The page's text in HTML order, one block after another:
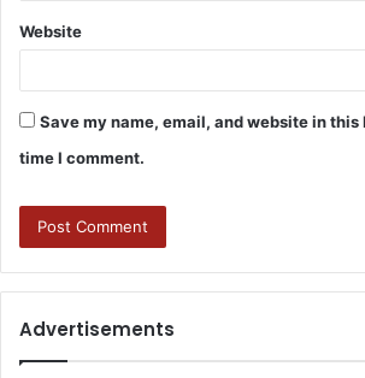
Website
Save my name, email, and website in
time I comment.
Advertisements